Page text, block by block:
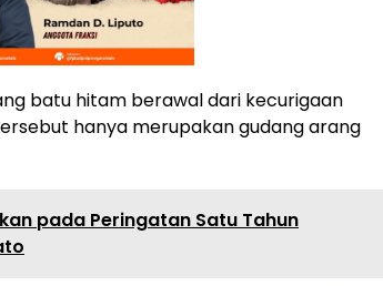
batu hitam berawal dari kecurigaan
hanya merupakan gudang arang
pada Peringatan Satu Tahun